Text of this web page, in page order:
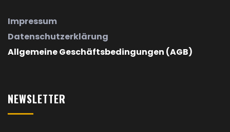
Impressum
Datenschutzerklärung
Allgemeine Geschäftsbedingungen (AGB)
NEWSLETTER